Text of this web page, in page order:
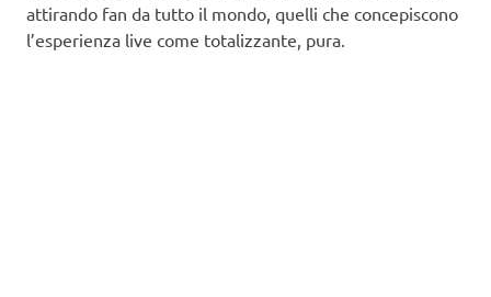
attirando fan da tutto il mondo, quelli che concepiscono
l’esperienza live come totalizzante, pura.